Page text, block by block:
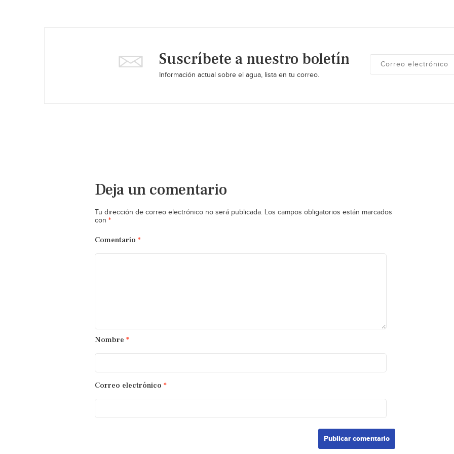
Suscríbete a nuestro boletín
Información actual sobre el agua, lista en tu correo.
Deja un comentario
Tu dirección de correo electrónico no será publicada. Los campos obligatorios están marcados
con *
Comentario *
Nombre *
Correo electrónico *